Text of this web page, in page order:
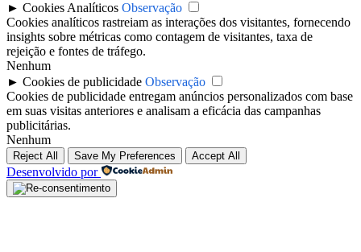
► Cookies Analíticos Observação
Cookies analíticos rastreiam as interações dos visitantes, fornecendo
insights sobre métricas como contagem de visitantes, taxa de
rejeição e fontes de tráfego.
Nenhum
► Cookies de publicidade Observação
Cookies de publicidade entregam anúncios personalizados com base
em suas visitas anteriores e analisam a eficácia das campanhas
publicitárias.
Nenhum
Reject All Save My Preferences Accept All
Desenvolvido por